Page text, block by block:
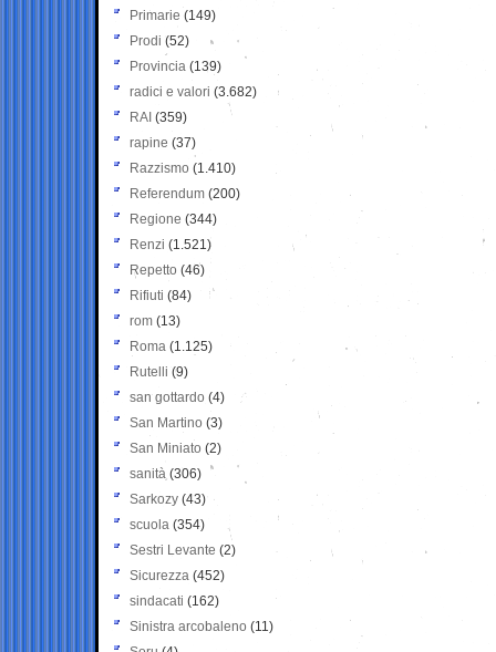
Primarie (149)
Prodi (52)
Provincia (139)
radici e valori (3.682)
RAI (359)
rapine (37)
Razzismo (1.410)
Referendum (200)
Regione (344)
Renzi (1.521)
Repetto (46)
Rifiuti (84)
rom (13)
Roma (1.125)
Rutelli (9)
san gottardo (4)
San Martino (3)
San Miniato (2)
sanità (306)
Sarkozy (43)
scuola (354)
Sestri Levante (2)
Sicurezza (452)
sindacati (162)
Sinistra arcobaleno (11)